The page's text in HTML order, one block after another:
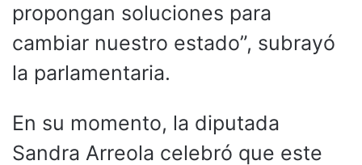
propongan soluciones para
cambiar nuestro estado”, subrayó
la parlamentaria.
En su momento, la diputada
Sandra Arreola celebró que este